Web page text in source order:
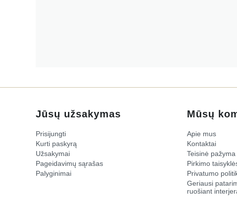
Jūsų užsakymas
Prisijungti
Kurti paskyrą
Užsakymai
Pageidavimų sąrašas
Palyginimai
Mūsų
Apie mus
Kontaktai
Teisinė pažyma
Pirkimo
Privatumo
​Geriausi
ruošiant